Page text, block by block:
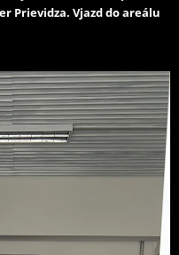
Prievidza. Vjazd do areálu